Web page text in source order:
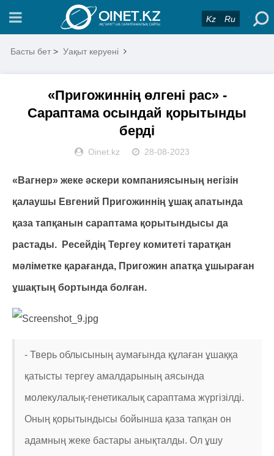
Kz Ru
Басты бет > Уақыт керуені
«Пригожиннің өлгені рас» -
Сараптама осындай қорытынды
берді
Oinet.kz 28-08-2023
«Вагнер» жеке әскери компаниясының негізін
қалаушы Евгений Пригожиннің ұшақ апатында
қаза тапқанын сараптама қорытындысы да
растады. Ресейдің Тергеу комитеті таратқан
мәліметке қарағанда, Пригожин апатқа ұшыраған
ұшақтың бортында болған.
- Тверь облысының аумағында құлаған ұшаққа
қатысты тергеу амалдарының аясында
молекулалық-генетикалық сараптама жүргізілді.
Оның қорытындысы бойынша қаза тапқан он
адамның жеке бастары анықталды. Ол ұшу